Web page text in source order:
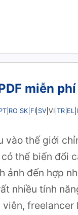
miễn
RO SK FI SV VI TR EL
thế giới
thể biến đổi
ảnh đến hợp
nhiều tính